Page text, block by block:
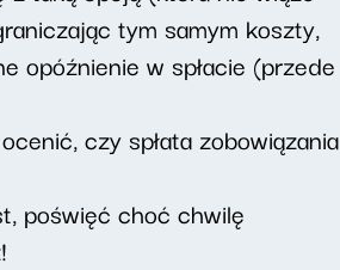
tym samym koszty,
opóźnienie w spłacie (przede
czy spłata zobowiązania
poświęć choć chwilę